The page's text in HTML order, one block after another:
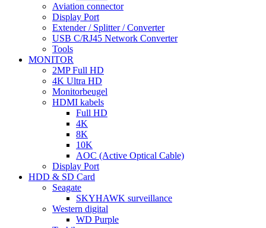
Aviation connector
Display Port
Extender / Splitter / Converter
USB C/RJ45 Network Converter
Tools
MONITOR
2MP Full HD
4K Ultra HD
Monitorbeugel
HDMI kabels
Full HD
4K
8K
10K
AOC (Active Optical Cable)
Display Port
HDD & SD Card
Seagate
SKYHAWK surveillance
Western digital
WD Purple